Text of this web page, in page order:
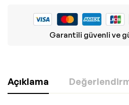
Garantili güvenli ve
Açıklama